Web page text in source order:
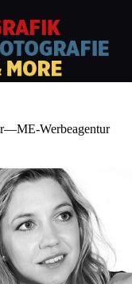
Werbeagentur